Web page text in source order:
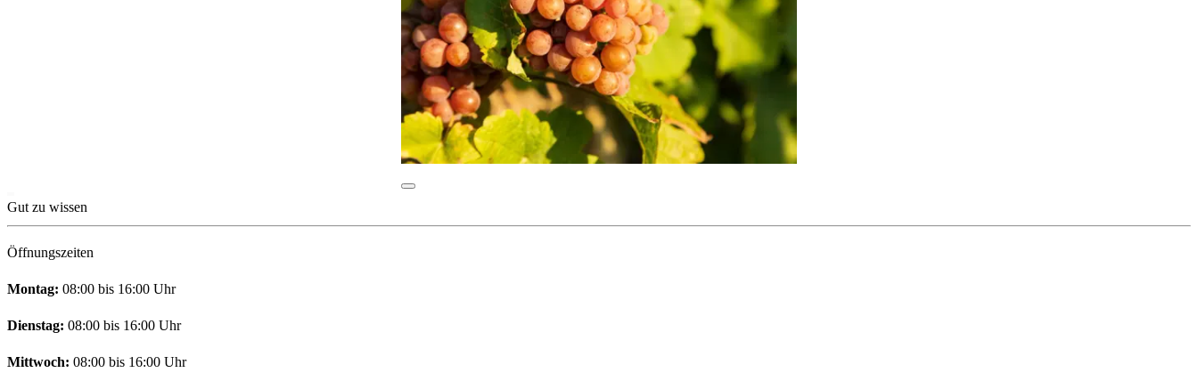
Gut zu wissen
Öffnungszeiten
Montag: 08:00 bis 16:00 Uhr
Dienstag: 08:00 bis 16:00 Uhr
Mittwoch: 08:00 bis 16:00 Uhr